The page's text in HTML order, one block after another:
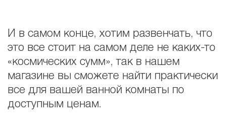
И в самом конце, хотим развенчать, что
это все стоит на самом деле не каких-то
«космических сумм», так в нашем
магазине вы сможете найти практически
все для вашей ванной комнаты по
доступным ценам.